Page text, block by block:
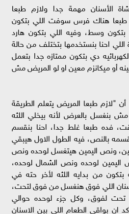
الأسنان مهمة جدا ولازم طبعا
طبعا هناك فرس سوفت اللي بتكون
بتكون وسط، وفيه اللي بتكون هارد
احنا بنستخدمها بتختلف من حالة
دي بتكون ممتازه جدا بتعمل
أو ميكانزم معين او لو المريض مش
"لازم طبعا المريض يتعلم الطريقة
بنغسل بالعرض لأنه بيخلي اللثه
فده طبعا غلط جدا، احنا بنقسم
بالنص، فيه الطول الاول هيبقي
ونص اليمين هيتغسل لوحده ونص
لوحده ونص الشمال لوحده،
من بدايه اللثه لأخر حته في
اللي فوق هنغسل من فوق لتحت،
لفوق، وكل جزء لوحده حوالي
ان بواقي الطعام اللي بين الاسنان